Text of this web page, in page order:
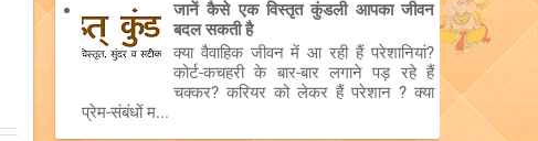
जानें कैसे एक विस्तृत कुंडली आपका जीवन
बदल सकती है
क्या वैवाहिक जीवन में आ रही हैं परेशानियां?
कोर्ट-कचहरी के बार-बार लगाने पड़ रहे हैं
चक्कर? करियर को लेकर हैं परेशान ? क्या
प्रेम-संबंधों म...